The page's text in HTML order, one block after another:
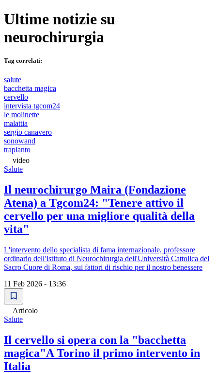
Ultime notizie su
neurochirurgia
Tag correlati:
salute
bacchetta magica
cervello
intervista tgcom24
le molinette
malattia
sergio canavero
sonowand
trapianto
video
Salute
Il neurochirurgo Maira (Fondazione
Atena) a Tgcom24: "Tenere attivo il
cervello per una migliore qualità della
vita"
L'intervento dello specialista di fama internazionale, professore
ordinario dell'Istituto di Neurochirurgia dell'Università Cattolica del
Sacro Cuore di Roma, sui fattori di rischio per il nostro benessere
11 Feb 2026 - 13:36
Articolo
Salute
Il cervello si opera con la "bacchetta
magica"A Torino il primo intervento in
Italia